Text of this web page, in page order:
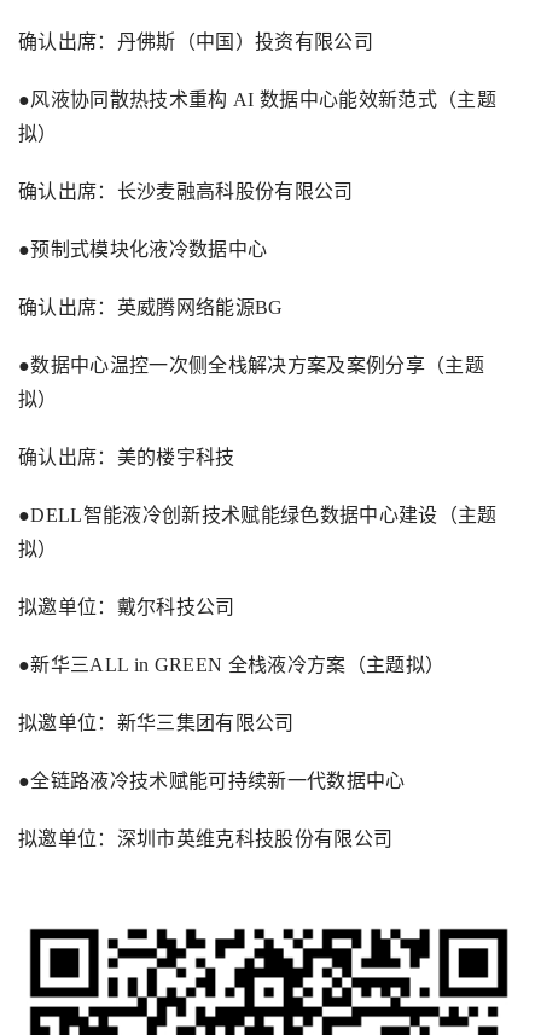
确认出席：丹佛斯（中国）投资有限公司
●风液协同散热技术重构 AI数据中心能效新范式（主题
拟）
确认出席：长沙麦融高科股份有限公司
●预制式模块化液冷数据中心
确认出席：英威腾网络能源BG
●数据中心温控一次侧全栈解决方案及案例分享（主题
拟）
确认出席：美的楼宇科技
●DELL智能液冷创新技术赋能绿色数据中心建设（主题
拟）
拟邀单位：戴尔科技公司
●新华三ALL in GREEN 全栈液冷方案（主题拟）
拟邀单位：新华三集团有限公司
●全链路液冷技术赋能可持续新一代数据中心
拟邀单位：深圳市英维克科技股份有限公司